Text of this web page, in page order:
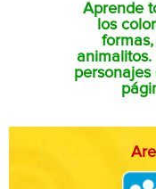
Aprende
los
animalitos.
personajes